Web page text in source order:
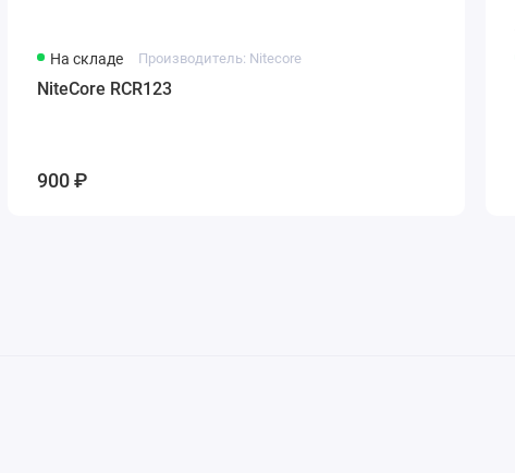
На складе Производитель: Nitecore
NiteCore RCR123
900 ₽